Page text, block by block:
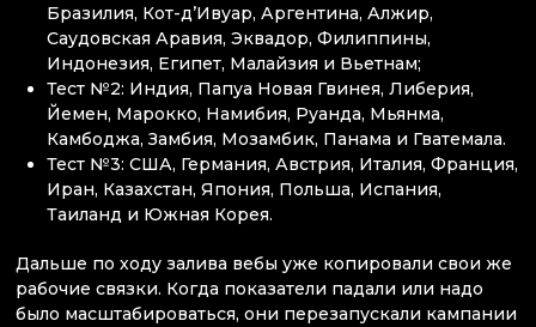
Бразилия, Кот-д’Ивуар, Аргентина, Алжир,
Саудовская Аравия, Эквадор, Филиппины,
Индонезия, Египет, Малайзия и Вьетнам;
Тест №2: Индия, Папуа Новая Гвинея, Либерия,
Йемен, Марокко, Намибия, Руанда, Мьянма,
Камбоджа, Замбия, Мозамбик, Панама и Гватемала.
Тест №3: США, Германия, Австрия, Италия, Франция,
Иран, Казахстан, Япония, Польша, Испания,
Таиланд и Южная Корея.
Дальше по ходу залива вебы уже копировали свои же
рабочие связки. Когда показатели падали или надо
было масштабироваться, они перезапускали кампании